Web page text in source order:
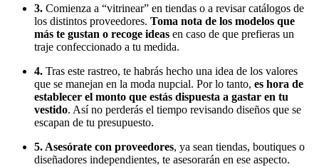
3. Comienza a “vitrinear” en tiendas o a revisar catálogos de
los distintos proveedores. Toma nota de los modelos que
más te gustan o recoge ideas en caso de que prefieras un
traje confeccionado a tu medida.
4. Tras este rastreo, te habrás hecho una idea de los valores
que se manejan en la moda nupcial. Por lo tanto, es hora de
establecer el monto que estás dispuesta a gastar en tu
vestido. Así no perderás el tiempo revisando diseños que se
escapan de tu presupuesto.
5. Asesórate con proveedores, ya sean tiendas, boutiques o
diseñadores independientes, te asesorarán en ese aspecto.